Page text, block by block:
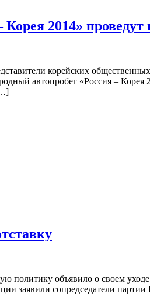
2014»
корейских
автопробег «Россия –
объявило о своем уходе
заявили сопредседатели